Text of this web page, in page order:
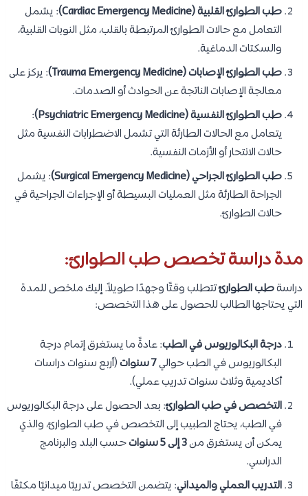
طب الطوارئ القلبية (Cardiac Emergency Medicine)
: يشمل
التعامل مع حالات الطوارئ المرتبطة بالقلب، مثل النوبات القلبية،
والسكتات الدماغية.
طب الطوارئ الإصابات (Trauma Emergency Medicine)
: يركز على
معالجة الإصابات الناتجة عن الحوادث أو الصدمات.
طب الطوارئ النفسية (Psychiatric Emergency Medicine)
:
يتعامل مع الحالات الطارئة التي تشمل الاضطرابات النفسية مثل
حالات الانتحار أو الأزمات النفسية.
طب الطوارئ الجراحي (Surgical Emergency Medicine)
: يشمل
الجراحة الطارئة مثل العمليات البسيطة أو الإجراءات الجراحية في
حالات الطوارئ.
مدة دراسة تخصص طب الطوارئ:
دراسةطب الطوارئتتطلب وقتًا وجهدًا طويلاً. إليك ملخص للمدة
التي يحتاجها الطالب للحصول على هذا التخصص:
درجة البكالوريوس في الطب: عادةً ما يستغرق إتمام درجة
البكالوريوس في الطب حوالي7 سنوات
(أربع سنوات دراسات
أكاديمية وثلاث سنوات تدريب عملي).
التخصص في طب الطوارئ: بعد الحصول على درجة البكالوريوس
في الطب، يحتاج الطبيب إلى التخصص في طب الطوارئ، والذي
يمكن أن يستغرق من3 إلى 5 سنوات
حسب البلد والبرنامج
الدراسي.
التدريب العملي والميداني: يتضمن التخصص تدريبًا ميدانيًا مكثفًا